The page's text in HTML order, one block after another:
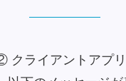
クライアントアプリ